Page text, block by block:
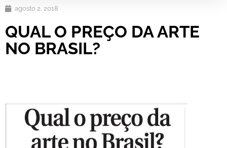
agosto 2, 2018
QUAL O PREÇO DA ARTE
NO BRASIL?